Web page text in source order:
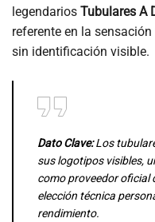
legendarios Tubulares A
referente en la
sin identificación visible.
Dato Clave:Los
sus logotipos visibles,
como proveedor oficial
elección técnica
rendimiento.